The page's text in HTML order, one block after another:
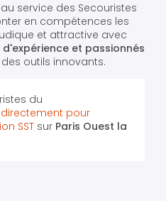
au service des Secouristes
en compétences les
et attractive avec
et passionnés
outils innovants.
du
pour
SST sur Paris Ouest la